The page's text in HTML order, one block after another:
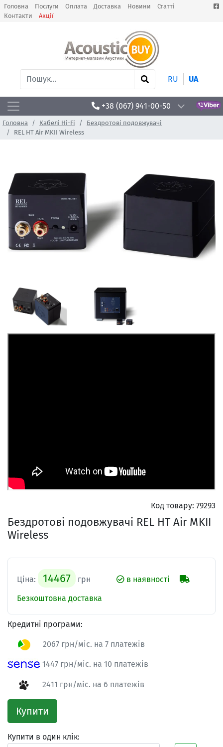
Головна Послуги Оплата Доставка Новини
Статті
Контакти
Акції
RU UA
+38 (067) 941-00-50
Головна Кабелі Hi-Fi
Бездротові подовжувачі
REL HT Air MKII Wireless
Код товару: 79293
Бездротові подовжувачі REL HT Air MKII
Wireless
Ціна: 14467 грн
в наявності
Безкоштовна доставка
Кредитні програми:
2067 грн/міс. на 7 платежів
1447 грн/міс. на 10 платежів
2411 грн/міс. на 6 платежів
Купити
Купити в один клік: